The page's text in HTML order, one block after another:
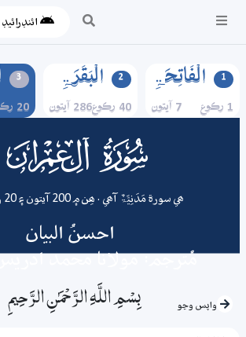
1 الۡفَاتِحَۃِ
1 رڪوع 7 آيتون
2 الۡبَقَرَۃِ
40 رڪوع 286 آيتون
3
20 رڪوع
003 surah
ھي سورة مَدَنِیَّۃٌ آھي . ھِن ۾ 200 آيتون ۽ 20 رڪوع آھن
احسنُ البيان
مُترجم: مولانا محمد
واپس وڃو بِسْمِ اللَّـهِ الرَّحْمَـٰنِ الرَّحِيمِ